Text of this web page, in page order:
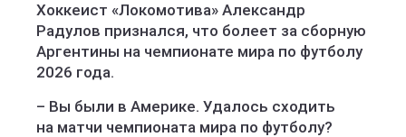
Хоккеист «Локомотива» Александр
Радулов признался, что болеет за сборную
Аргентины на чемпионате мира по футболу
2026 года.
– Вы были в Америке. Удалось сходить
на матчи чемпионата мира по футболу?